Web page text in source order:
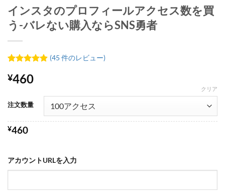
インスタのプロフィールアクセス数を買
う-バレない購入ならSNS勇者
者評価に
基づく5段
うち、4.91
点
(45 件のレビュー)
¥460
注文数量
クリア
¥460
アカウントURLを入力